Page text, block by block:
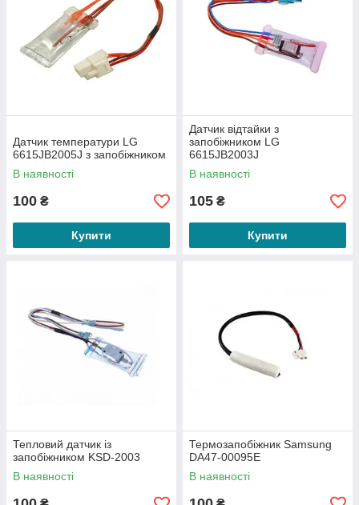
Датчик температури LG
6615JB2005J з запобіжником
В наявності
100 ₴
Купити
Датчик відтайки з
запобіжником LG
6615JB2003J
В наявності
105 ₴
Купити
Тепловий датчик із
запобіжником KSD-2003
В наявності
Термозапобіжник Samsung
DA47-00095E
В наявності